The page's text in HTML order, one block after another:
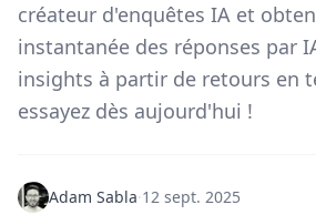
créateur d'enquêtes IA et
instantanée des réponses par
insights à partir de retours en
essayez dès aujourd'hui !
Adam Sabla·12 sept. 2025